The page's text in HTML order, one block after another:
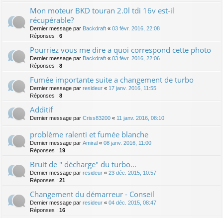
Mon moteur BKD touran 2.0l tdi 16v est-il
récupérable?
Dernier message par Backdraft « 03 févr. 2016, 22:08
Réponses : 6
Pourriez vous me dire a quoi correspond cette photo
Dernier message par Backdraft « 03 févr. 2016, 22:06
Réponses : 8
Fumée importante suite a changement de turbo
Dernier message par resideur « 17 janv. 2016, 11:55
Réponses : 8
Additif
Dernier message par Criss83200 « 11 janv. 2016, 08:10
problème ralenti et fumée blanche
Dernier message par Amiral « 08 janv. 2016, 11:00
Réponses : 19
Bruit de " décharge" du turbo...
Dernier message par resideur « 23 déc. 2015, 10:57
Réponses : 21
Changement du démarreur - Conseil
Dernier message par resideur « 04 déc. 2015, 08:47
Réponses : 16